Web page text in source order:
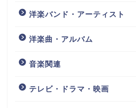
洋楽バンド・アーティスト
洋楽曲・アルバム
音楽関連
テレビ・ドラマ・映画